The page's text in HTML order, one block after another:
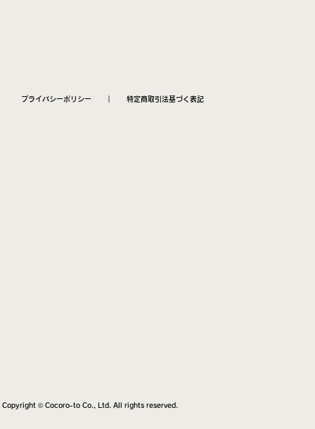
プライバシーポリシー ｜特定商取引法基づく表記
Copyright © Cocoro-to Co., Ltd. All rights reserved.